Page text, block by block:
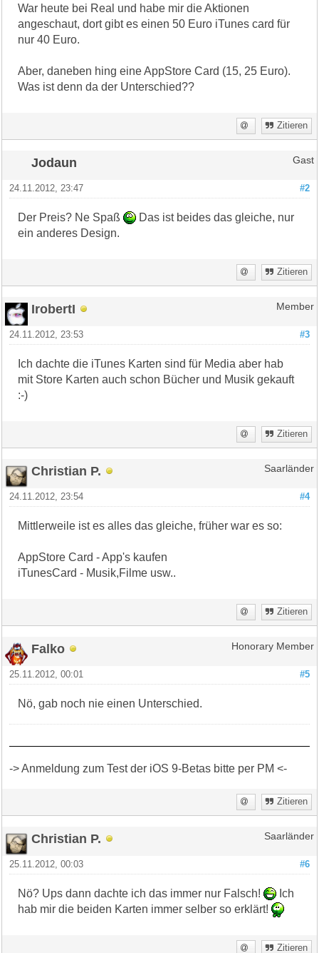
War heute bei Real und habe mir die Aktionen
angeschaut, dort gibt es einen 50 Euro iTunes card für
nur 40 Euro.
Aber, daneben hing eine AppStore Card (15, 25 Euro).
Was ist denn da der Unterschied??
Zitieren
Jodaun Gast
#2
24.11.2012, 23:47
Der Preis? Ne Spaß
Das ist beides das gleiche, nur
ein anderes Design.
Zitieren
IrobertI Member
#3
24.11.2012, 23:53
Ich dachte die iTunes Karten sind für Media aber hab
mit Store Karten auch schon Bücher und Musik gekauft
:-)
Zitieren
Christian P. Saarländer
#4
24.11.2012, 23:54
Mittlerweile ist es alles das gleiche, früher war es so:
AppStore Card - App's kaufen
iTunesCard - Musik,Filme usw..
Zitieren
Falko Honorary Member
#5
25.11.2012, 00:01
Nö, gab noch nie einen Unterschied.
-> Anmeldung zum Test der iOS 9-Betas bitte per PM <-
Zitieren
Christian P. Saarländer
#6
25.11.2012, 00:03
Nö? Ups dann dachte ich das immer nur Falsch!
Ich
hab mir die beiden Karten immer selber so erklärt!
Zitieren